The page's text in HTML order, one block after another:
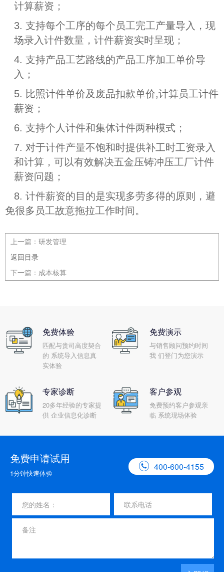
计算薪资；
3. 支持每个工序的每个员工完工产量导入，现
场录入计件数量，计件薪资实时呈现；
4. 支持产品工艺路线的产品工序加工单价导
入；
5. 比照计件单价及废品扣款单价,计算员工计件
薪资；
6. 支持个人计件和集体计件两种模式；
7. 对于计件产量不饱和时提供补工时工资录入
和计算，可以有效解决五金压铸冲压工厂计件
薪资问题；
8. 计件薪资的目的是实现多劳多得的原则，避
免很多员工故意拖拉工作时间。
上一篇： 研发管理
返回目录
下一篇： 成本核算
免费体验
匹配与贵司高度契合
的 系统导入信息真
实体验
免费演示
与销售顾问预约时间
我 们登门为您演示
专家诊断
20多年经验的专家提
供 企业信息化诊断
客户参观
免费预约客户参观亲
临 系统现场体验
免费申请试用
1分钟快速体验
 400-600-4155